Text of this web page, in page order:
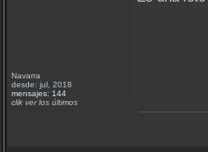
Navarra
desde: jul, 2018
mensajes: 144
clik ver los últimos